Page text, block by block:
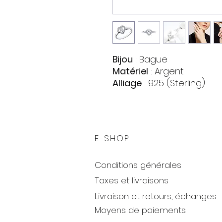
Bijou : Bague
Matériel : Argent
Alliage : 925 (Sterling)
Couleur : Incolore
E-SHOP
Conditions générales
Taxes et livraisons
Livraison et retours, échanges
Moyens de paiements